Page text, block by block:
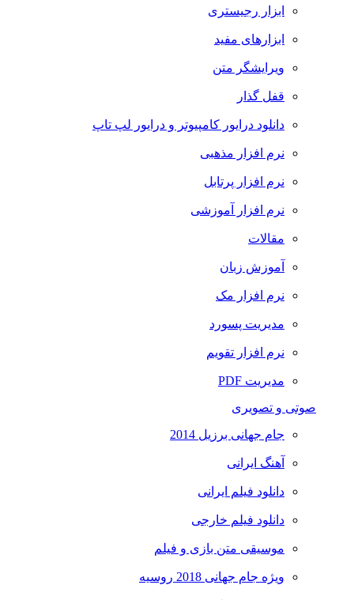
ابزار رجیستری
ابزارهای مفید
ویرایشگر متن
قفل گذار
دانلود درایور کامپیوتر و درایور لپ تاپ
نرم افزار مذهبی
نرم افزار پرتابل
نرم افزار آموزشی
مقالات
آموزش زبان
نرم افزار مک
مدیریت پسورد
نرم افزار تقویم
مدیریت PDF
صوتی و تصویری
جام جهانی برزیل 2014
آهنگ ایرانی
دانلود فیلم ایرانی
دانلود فیلم خارجی
موسیقی متن بازی و فیلم
ویژه جام جهانی 2018 روسیه